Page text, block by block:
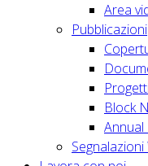
Area
Pubblicazioni
Block